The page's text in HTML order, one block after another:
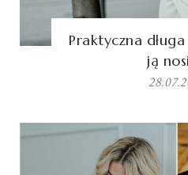
Praktyczna
ją